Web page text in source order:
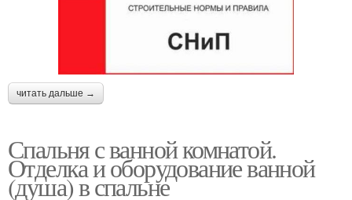
читать дальше →
Спальня с ванной комнатой.
Отделка и оборудование ванной
(душа) в спальне